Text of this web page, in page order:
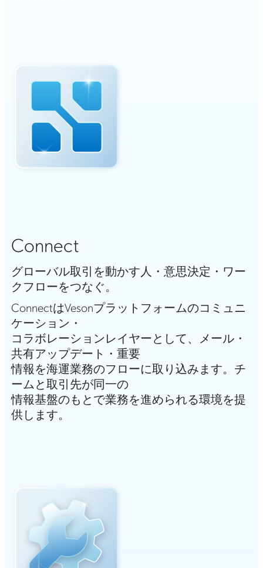
Connect
グローバル取引を動かす人・意思決定・ワー
クフローをつなぐ。
ConnectはVesonプラットフォームのコミュニ
ケーション・
コラボレーションレイヤーとして、メール・
共有アップデート・重要
情報を海運業務のフローに取り込みます。チ
ームと取引先が同一の
情報基盤のもとで業務を進められる環境を提
供します。